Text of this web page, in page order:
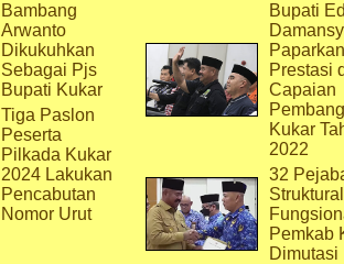
Bambang
Arwanto
Dikukuhkan
Sebagai Pjs
Bupati Kukar
Tiga Paslon
Peserta
Pilkada Kukar
2024 Lakukan
Pencabutan
Nomor Urut
Bupati
Paparkan
Prestasi
Capaian
Kukar
2022
32
Pemkab
Dimutasi